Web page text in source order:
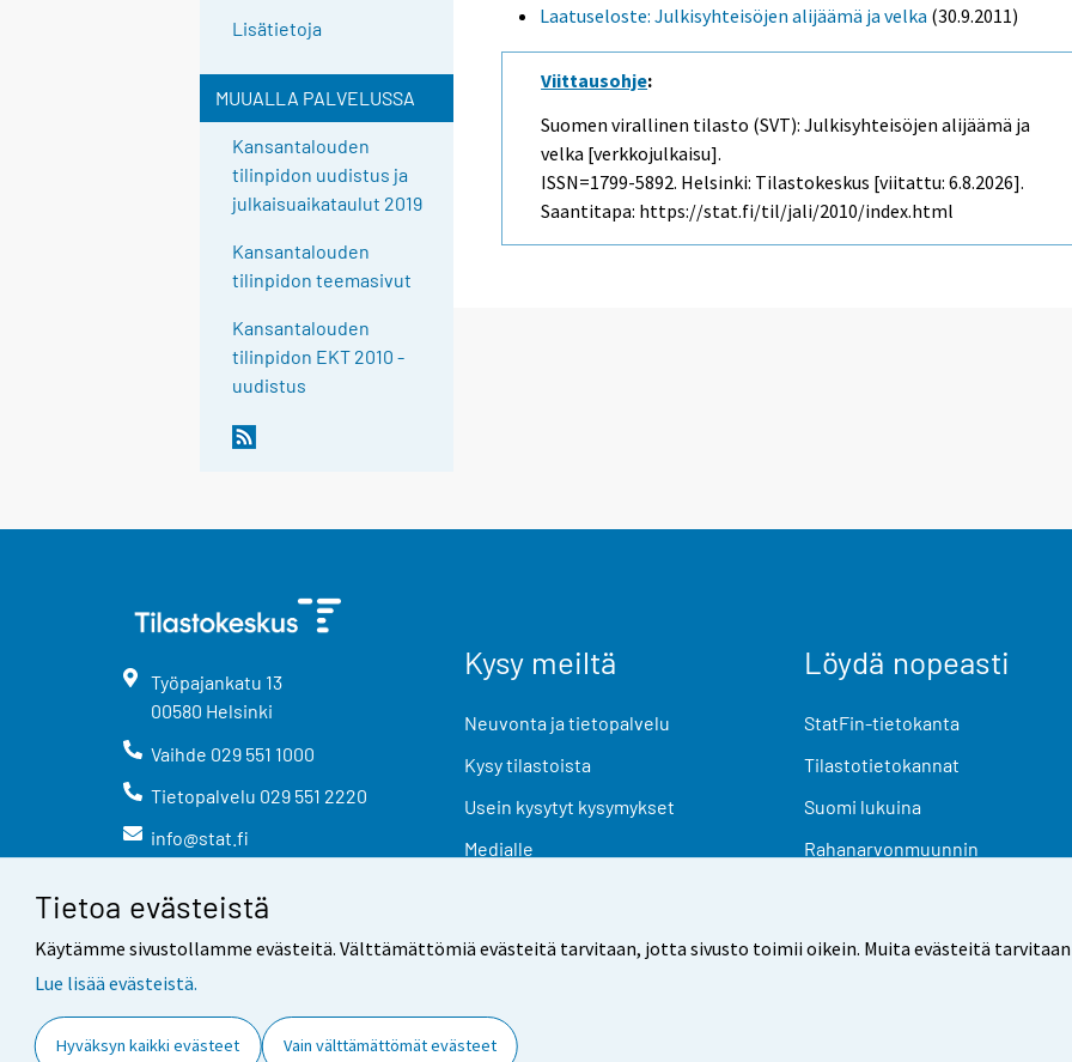
Tietoa evästeistä
Käytämme sivustollamme evästeitä. Välttämättömiä evästeitä tarvitaan, jotta sivusto toimii oikein. Muita evästeitä
Lue lisää evästeistä.
Hyväksyn kaikki evästeet Vain välttämättömät evästeet
Lisätietoja
MUUALLA PALVELUSSA
Kansantalouden
tilinpidon uudistus ja
julkaisuaikataulut 2019
Kansantalouden
tilinpidon teemasivut
Kansantalouden
tilinpidon EKT 2010 -
uudistus
Laatuseloste: Julkisyhteisöjen alijäämä ja velka (30.9.2011)
Viittausohje:
Suomen virallinen tilasto (SVT): Julkisyhteisöjen alijäämä ja
velka [verkkojulkaisu].
ISSN=1799-5892. Helsinki: Tilastokeskus [viitattu: 6.8.2026].
Saantitapa: https://stat.fi/til/jali/2010/index.html
Työpajankatu 13
00580 Helsinki
Vaihde 029 551 1000
Tietopalvelu 029 551 2220
info@stat.fi
Kysy meiltä
Neuvonta ja tietopalvelu
Kysy tilastoista
Usein kysytyt kysymykset
Medialle
Löydä nopeasti
StatFin-tietokanta
Tilastotietokannat
Suomi lukuina
Rahanarvonmuunnin
Yhteystiedot Palaute